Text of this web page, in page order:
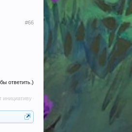
#66
ответить.)
• алкоголь наносит вред в любом количестве •